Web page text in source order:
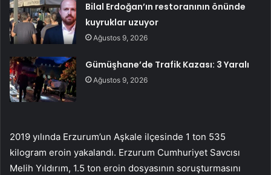
Bilal Erdoğan’ın restoranının önünde
kuyruklar uzuyor
Ağustos 9, 2026
Gümüşhane’de Trafik Kazası: 3 Yaralı
Ağustos 9, 2026
2019 yılında Erzurum’un Aşkale ilçesinde 1 ton 535
kilogram eroin yakalandı. Erzurum Cumhuriyet Savcısı
Melih Yıldırım, 1.5 ton eroin dosyasının soruşturmasını